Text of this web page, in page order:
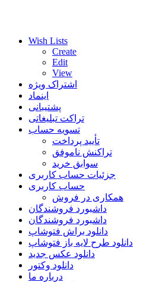
Wish Lists
Create
Edit
View
اشتراک ویژه
اینماد
پشتیبانی
تراکت تبلیغاتی
تسویه حساب
تأیید پرداخت
تراکنش ناموفق
سوابق خرید
جزئیات حساب کاربری
حساب کاربری
همکاری در فروش
داشبورد فروشندگان
داشبورد فروشندگان
دانلود براش فتوشاپ
دانلود طرح لایه باز فتوشاپ
دانلود عکس جدید
دانلود وکتور
درباره ما